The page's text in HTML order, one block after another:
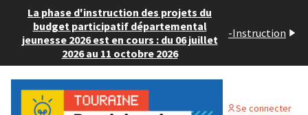
La phase d'instruction des projets du
budget participatif départemental
jeunesse 2026 est en cours : du 06 juillet
2026 au 11 octobre 2026
-Instruction
Se connecter